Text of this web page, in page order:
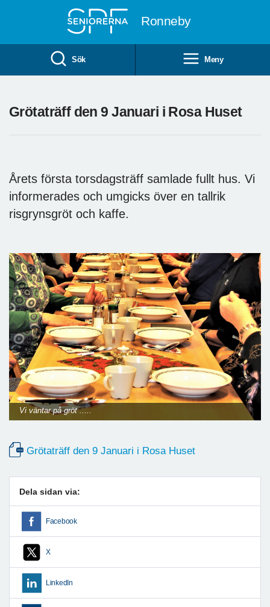
Ronneby
Sök Meny
Grötaträff den 9 Januari i Rosa Huset
Årets första torsdagsträff samlade fullt hus. Vi
informerades och umgicks över en tallrik
risgrynsgröt och kaffe.
Vi väntar på gröt .....
Grötaträff den 9 Januari i Rosa Huset
Dela sidan via:
Facebook
X
LinkedIn